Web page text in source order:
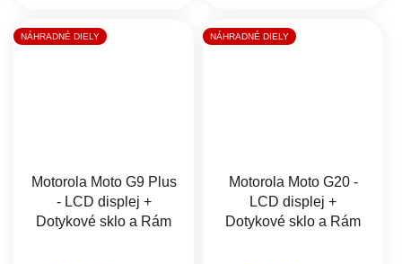
NÁHRADNÉ DIELY
Motorola Moto G9 Plus
- LCD displej +
Dotykové sklo a Rám
NÁHRADNÉ DIELY
Motorola Moto G20 -
LCD displej +
Dotykové sklo a Rám